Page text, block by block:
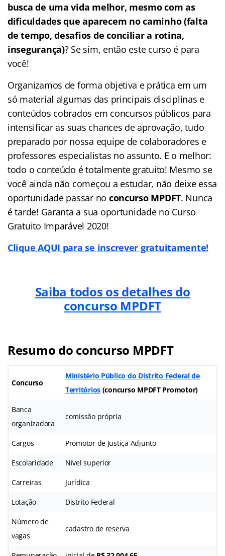
busca de uma vida melhor, mesmo com as
dificuldades que aparecem no caminho (falta
de tempo, desafios de conciliar a rotina,
insegurança)? Se sim, então este curso é para
você!
Organizamos de forma objetiva e prática em um
só material algumas das principais disciplinas e
conteúdos cobrados em concursos públicos para
intensificar as suas chances de aprovação, tudo
preparado por nossa equipe de colaboradores e
professores especialistas no assunto. E o melhor:
todo o conteúdo é totalmente gratuito! Mesmo se
você ainda não começou a estudar, não deixe essa
oportunidade passar no concurso MPDFT. Nunca
é tarde! Garanta a sua oportunidade no Curso
Gratuito Imparável 2020!
Clique AQUI para se inscrever gratuitamente!
Saiba todos os detalhes do
concurso MPDFT
Resumo do concurso MPDFT
Concurso
Ministério Público do Distrito Federal de
Territórios (concurso MPDFT Promotor)
Banca
organizadora
comissão própria
Cargos Promotor de Justiça Adjunto
Escolaridade Nível superior
Carreiras Jurídica
Lotação Distrito Federal
Número de
vagas
cadastro de reserva